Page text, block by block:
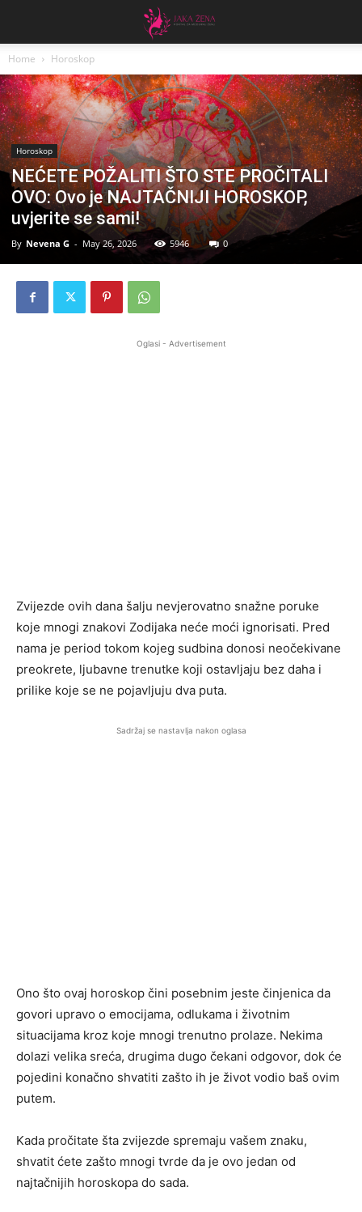
Home Horoskop
Horoskop
NEĆETE POŽALITI ŠTO STE PROČITALI
OVO: Ovo je NAJTAČNIJI HOROSKOP,
uvjerite se sami!
By Nevena G - May 26, 2026 5946 0
Oglasi - Advertisement
Zvijezde ovih dana šalju nevjerovatno snažne poruke
koje mnogi znakovi Zodijaka neće moći ignorisati. Pred
nama je period tokom kojeg sudbina donosi neočekivane
preokrete, ljubavne trenutke koji ostavljaju bez daha i
prilike koje se ne pojavljuju dva puta.
Sadržaj se nastavlja nakon oglasa
Ono što ovaj horoskop čini posebnim jeste činjenica da
govori upravo o emocijama, odlukama i životnim
situacijama kroz koje mnogi trenutno prolaze. Nekima
dolazi velika sreća, drugima dugo čekani odgovor, dok će
pojedini konačno shvatiti zašto ih je život vodio baš ovim
putem.
Kada pročitate šta zvijezde spremaju vašem znaku,
shvatit ćete zašto mnogi tvrde da je ovo jedan od
najtačnijih horoskopa do sada.